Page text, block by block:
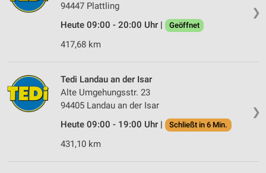
❯
94447 Plattling
Heute 09:00 - 20:00 Uhr |
Geöffnet
417,68 km
❯
Tedi Landau an der Isar
Alte Umgehungsstr. 23
94405 Landau an der Isar
Heute 09:00 - 19:00 Uhr |
Schließt in 6 Min.
431,10 km